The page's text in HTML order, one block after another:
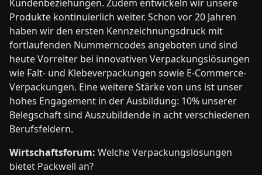
Kundenbeziehungen. Zudem entwickeln wir unsere
Produkte kontinuierlich weiter. Schon vor 20 Jahren
haben wir den ersten Kennzeichnungsdruck mit
fortlaufenden Nummerncodes angeboten und sind
heute Vorreiter bei innovativen Verpackungslösungen
wie Falt- und Klebeverpackungen sowie E-Commerce-
Verpackungen. Eine weitere Stärke von uns ist unser
hohes Engagement in der Ausbildung: 10% unserer
Belegschaft sind Auszubildende in acht verschiedenen
Berufsfeldern.
Wirtschaftsforum: Welche Verpackungslösungen
bietet Packwell an?